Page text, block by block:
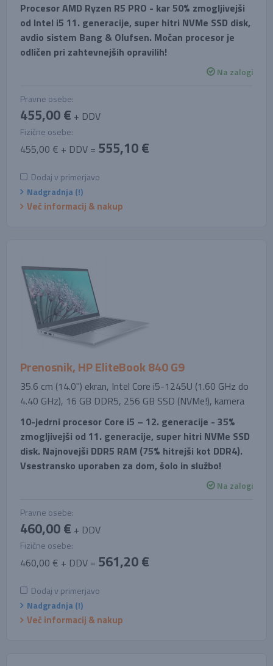
Procesor AMD Ryzen R5 PRO - kar 50% zmogljivejši
od Intel i5 11. generacije, super hitri NVMe SSD disk,
avdio sistem Bang & Olufsen. Močan procesor je
odličen pri zahtevnejših opravilih!
Na zalogi
Pravne osebe:
455,00 € + DDV
Fizične osebe:
455,00 € + DDV = 555,10 €
Dodaj v primerjavo
Nadgradnja (!)
Več informacij & nakup
Prenosnik, HP EliteBook 840 G9
35.6 cm (14.0'') ekran, Intel Core i5-1245U (1.60 GHz do
4.40 GHz), 16 GB DDR5, 256 GB SSD (NVMe!), kamera
10-jedrni procesor Core i5 – 12. generacije - 35%
zmogljivejši od 11. generacije, super hitri NVMe SSD
disk. Najnovejši DDR5 RAM (75% hitrejši kot DDR4).
Vsestransko uporaben za dom, šolo in službo!
Na zalogi
Pravne osebe:
460,00 € + DDV
Fizične osebe:
460,00 € + DDV = 561,20 €
Dodaj v primerjavo
Nadgradnja (!)
Več informacij & nakup